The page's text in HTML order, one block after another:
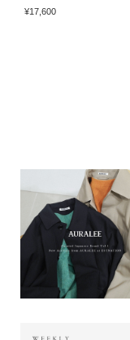
¥17,600